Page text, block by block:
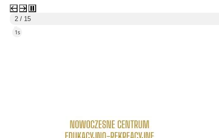
3 / 15
4s
link do strony Centrum Edukacyjno Rekreacyjne